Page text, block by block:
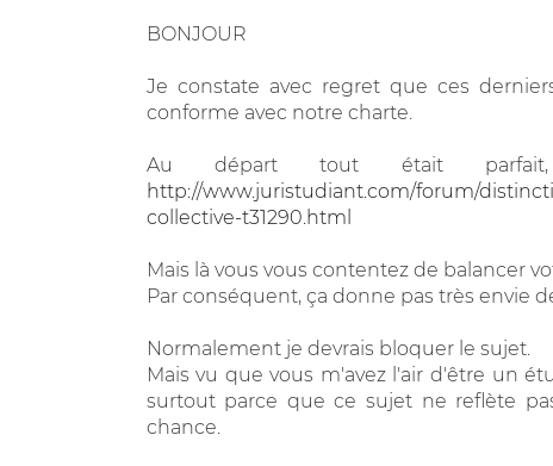
BONJOUR
Je constate avec regret que ces
conforme avec notre charte.
Au départ tout était
http://www.juristudiant.com/forum/
collective-t31290.html
Mais là vous vous contentez de balancer
Par conséquent, ça donne pas très envie
Normalement je devrais bloquer le sujet.
Mais vu que vous m'avez l'air d'être un
surtout parce que ce sujet ne reflète
chance.